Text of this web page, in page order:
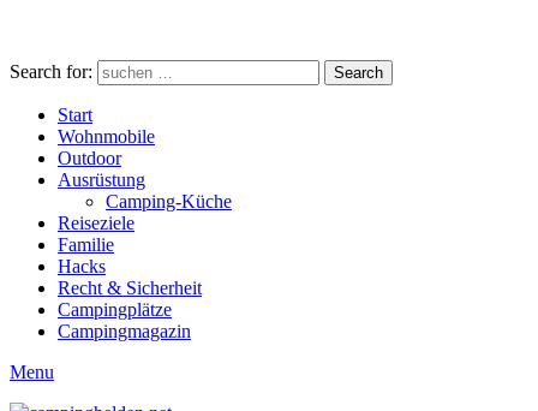
Search for: Search
Start
Wohnmobile
Outdoor
Ausrüstung
Camping-Küche
Reiseziele
Familie
Hacks
Recht & Sicherheit
Campingplätze
Campingmagazin
Menu